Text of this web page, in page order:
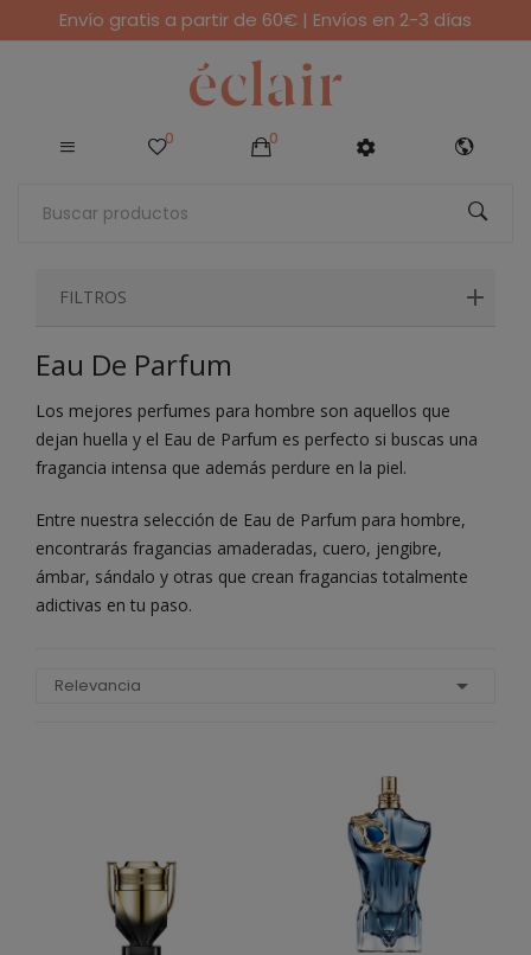
Envío gratis a partir de 60€ | Envíos en 2-3 días
0 0
FILTROS
Eau De Parfum
Los mejores perfumes para hombre son aquellos que
dejan huella y el Eau de Parfum es perfecto si buscas una
fragancia intensa que además perdure en la piel.
Entre nuestra selección de Eau de Parfum para hombre,
encontrarás fragancias amaderadas, cuero, jengibre,
ámbar, sándalo y otras que crean fragancias totalmente
adictivas en tu paso.
Relevancia 